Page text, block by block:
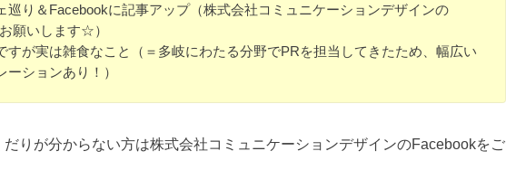
巡り＆Facebookに記事アップ（株式会社コミュニケーションデザインの
願いします☆）
すが実は雑食なこと（＝多岐にわたる分野でPRを担当してきたため、幅広い
ションあり！）
りが分からない方は株式会社コミュニケーションデザインのFacebookをご